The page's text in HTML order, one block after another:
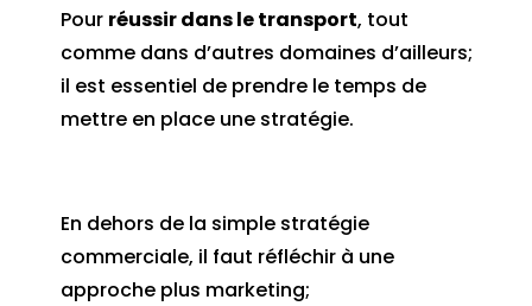
Pour réussir dans le transport, tout
comme dans d’autres domaines d’ailleurs;
il est essentiel de prendre le temps de
mettre en place une stratégie.
En dehors de la simple stratégie
commerciale, il faut réfléchir à une
approche plus marketing;